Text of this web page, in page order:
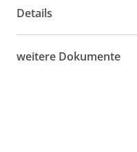
Details
weitere Dokumente